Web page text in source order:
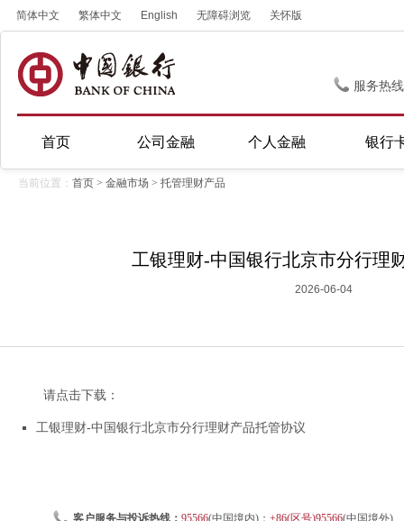
简体中文 繁体中文 English 无障碍浏览 关怀版
服务热
首页 公司金融 个人金融 银行
当前位置： 首页 > 金融市场 > 托管理财产品
工银理财-中国银行北京市分行理
2026-06-04
请点击下载：
工银理财-中国银行北京市分行理财产品托管协议
客户服务与投诉热线： 95566(中国境内)； +86(区号)95566(中国境外)